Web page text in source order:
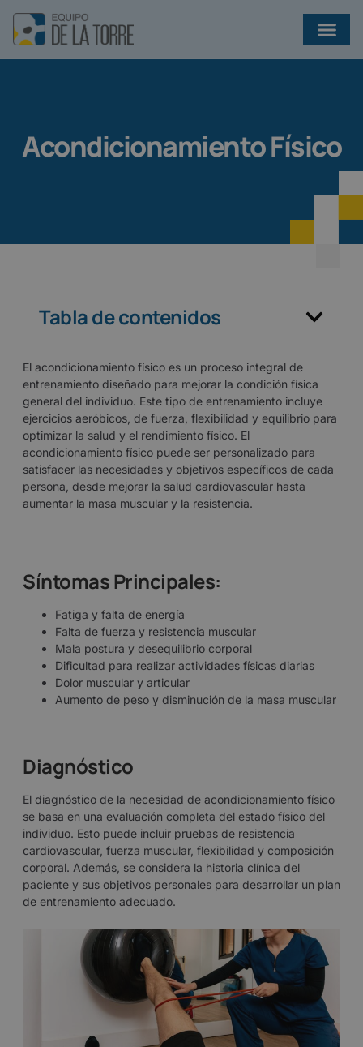
Acondicionamiento Físico
Tabla de contenidos
El acondicionamiento físico es un proceso integral de
entrenamiento diseñado para mejorar la condición física
general del individuo. Este tipo de entrenamiento incluye
ejercicios aeróbicos, de fuerza, flexibilidad y equilibrio para
optimizar la salud y el rendimiento físico. El
acondicionamiento físico puede ser personalizado para
satisfacer las necesidades y objetivos específicos de cada
persona, desde mejorar la salud cardiovascular hasta
aumentar la masa muscular y la resistencia.
Síntomas Principales:
Fatiga y falta de energía
Falta de fuerza y resistencia muscular
Mala postura y desequilibrio corporal
Dificultad para realizar actividades físicas diarias
Dolor muscular y articular
Aumento de peso y disminución de la masa muscular
Diagnóstico
El diagnóstico de la necesidad de acondicionamiento físico
se basa en una evaluación completa del estado físico del
individuo. Esto puede incluir pruebas de resistencia
cardiovascular, fuerza muscular, flexibilidad y composición
corporal. Además, se considera la historia clínica del
paciente y sus objetivos personales para desarrollar un plan
de entrenamiento adecuado.